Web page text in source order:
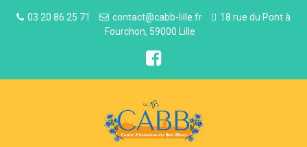
03 20 86 25 71 contact@cabb-lille.fr
18 rue du Pont à
Fourchon, 59000 Lille